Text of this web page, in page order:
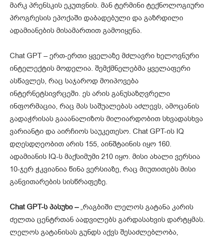
მარკ პრენსკის ეკუთვნის. მან ტერმინი ტექნოლოგიური
პროგრესის ეპოქაში დაბადებული და გაზრდილი
ადამიანების მისამართით გამოიყენა.
Chat GPT – ერთ-ერთი ყველაზე მძლავრი ხელოვნური
ინტელექტის მოდელია. შემქმნელებმა ყველაფერი
ასწავლეს, რაც საჯაროდ მოიპოვება
ინტერნეტსივრცეში. ეს არის განუსაზღვრელი
ინფორმაცია, რაც მას საშუალებას აძლევს, ამოცანის
გადაჭრისას გააანალიზოს მილიარდობით სხვადასხვა
ვარიანტი და აირჩიოს საუკეთესო. Chat GPT-ის IQ
დღესდღეობით არის 155, აინშტაინის იყო 160.
ადამიანის IQ-ს მაქსიმუმი 210 იყო. მისი ახალი ვერსია
10-ჯერ ჭკვიანია წინა ვერსიაზე, რაც მიუთითებს მისი
განვითარების სისწრაფეზე.
Chat GPT-ს პასუხი –„რაგბიში ლელოს გატანა კარის
ძელთა ცენტრთან აადვილებს გარდასახვის დარტყმას.
ლელოს გატანისას გუნდს აქვს შესაძლებლობა,